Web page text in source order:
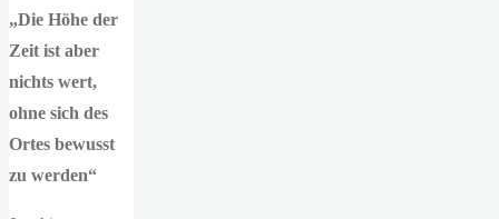
„Die Höhe der
Zeit ist aber
nichts wert,
ohne sich des
Ortes bewusst
zu werden“